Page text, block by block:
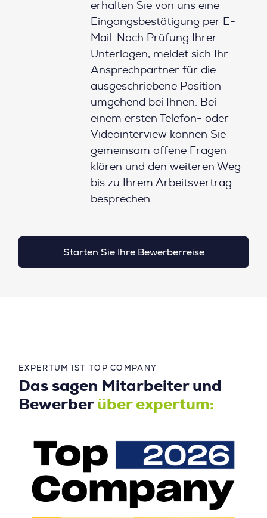
erhalten Sie von uns eine
Eingangsbestätigung per E-
Mail. Nach Prüfung Ihrer
Unterlagen, meldet sich Ihr
Ansprechpartner für die
ausgeschriebene Position
umgehend bei Ihnen. Bei
einem ersten Telefon- oder
Videointerview können Sie
gemeinsam offene Fragen
klären und den weiteren Weg
bis zu Ihrem Arbeitsvertrag
besprechen.
Starten Sie Ihre Bewerberreise
EXPERTUM IST TOP COMPANY
Das sagen Mitarbeiter und
Bewerber über expertum: